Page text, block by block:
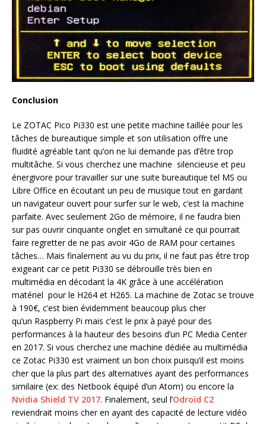
Conclusion
Le ZOTAC Pico Pi330 est une petite machine taillée pour les
tâches de bureautique simple et son utilisation offre une
fluidité agréable tant qu’on ne lui demande pas d’être trop
multitâche. Si vous cherchez une machine silencieuse et peu
énergivore pour travailler sur une suite bureautique tel MS ou
Libre Office en écoutant un peu de musique tout en gardant
un navigateur ouvert pour surfer sur le web, c’est la machine
parfaite. Avec seulement 2Go de mémoire, il ne faudra bien
sur pas ouvrir cinquante onglet en simultané ce qui pourrait
faire regretter de ne pas avoir 4Go de RAM pour certaines
tâches… Mais finalement au vu du prix, il ne faut pas être trop
exigeant car ce petit Pi330 se débrouille très bien en
multimédia en décodant la 4K grâce à une accélération
matériel pour le H264 et H265. La machine de Zotac se trouve
à 190€, c’est bien évidemment beaucoup plus cher
qu’un Raspberry Pi mais c’est le prix à payé pour des
performances à la hauteur des besoins d’un PC Media Center
en 2017. Si vous cherchez une machine dédiée au multimédia
ce Zotac Pi330 est vraiment un bon choix puisqu’il est moins
cher que la plus part des alternatives ayant des performances
similaire (ex: des Netbook équipé d’un Atom) ou encore la
Nvidia Shield TV 2017. Finalement, seul l’Odroïd C2
reviendrait moins cher en ayant des capacité de lecture vidéo